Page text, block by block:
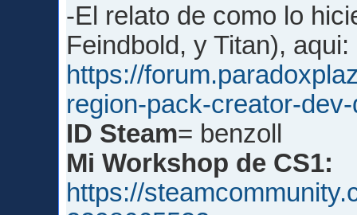
-El relato de como lo
Feindbold, y Titan), aqui:
https://
region-pack-creator-
ID Steam= benzoll
Mi Workshop de CS1:
https://